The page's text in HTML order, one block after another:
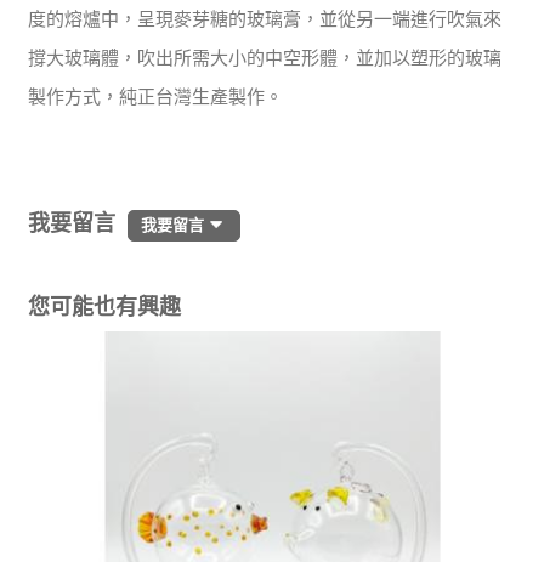
度的熔爐中，呈現麥芽糖的玻璃膏，並從另一端進行吹氣來
撐大玻璃體，吹出所需大小的中空形體，並加以塑形的玻璃
製作方式，純正台灣生產製作。
我要留言 我要留言
您可能也有興趣